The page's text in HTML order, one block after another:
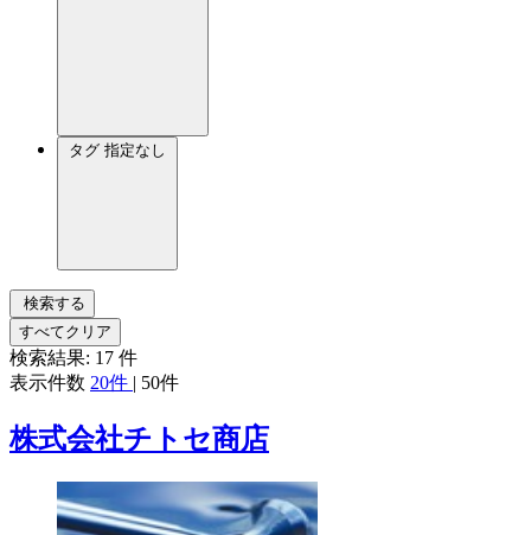
タグ 指定なし
検索する
すべてクリア
検索結果: 17 件
表示件数 20件 | 50件
株式会社チトセ商店